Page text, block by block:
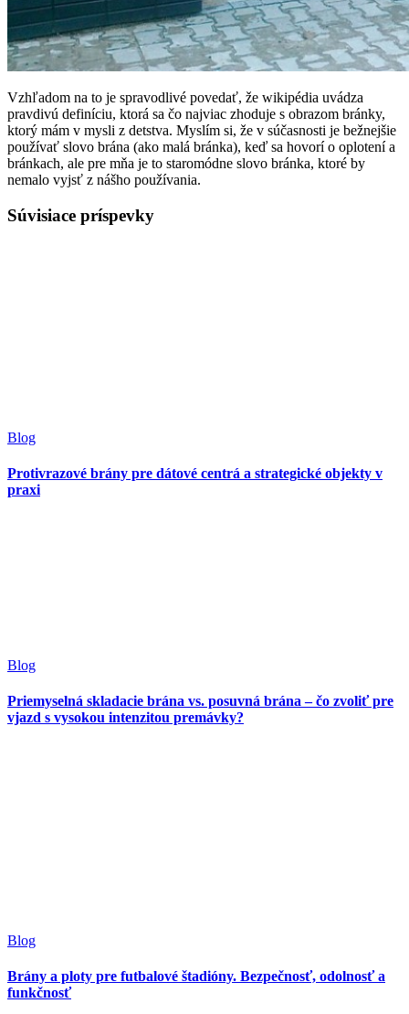
Vzhľadom na to je spravodlivé povedať, že wikipédia uvádza
pravdivú definíciu, ktorá sa čo najviac zhoduje s obrazom bránky,
ktorý mám v mysli z detstva. Myslím si, že v súčasnosti je bežnejšie
používať slovo brána (ako malá bránka), keď sa hovorí o oplotení a
bránkach, ale pre mňa je to staromódne slovo bránka, ktoré by
nemalo vyjsť z nášho používania.
Súvisiace príspevky
Blog
Protivrazové brány pre dátové centrá a strategické objekty v
praxi
Blog
Priemyselná skladacie brána vs. posuvná brána – čo zvoliť pre
vjazd s vysokou intenzitou premávky?
Blog
Brány a ploty pre futbalové štadióny. Bezpečnosť, odolnosť a
funkčnosť